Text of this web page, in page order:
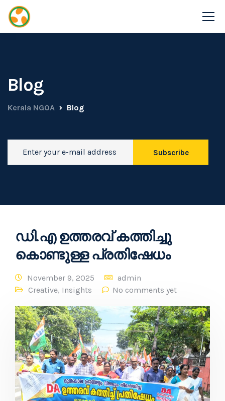
Blog
Kerala NGOA Blog
ഡി.എ ഉത്തരവ് കത്തിച്ചു
കൊണ്ടുള്ള പ്രതിഷേധം
November 9, 2025
admin
Creative, Insights No comments yet